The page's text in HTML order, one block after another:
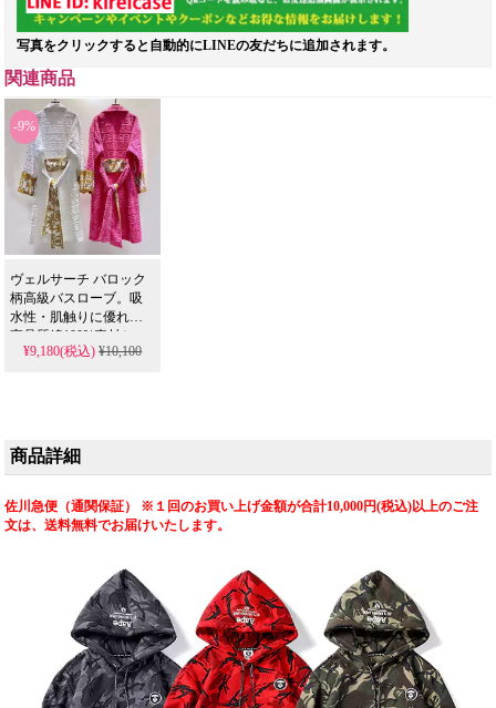
写真をクリックすると自動的にLINEの友だちに追加されます。
関連商品
-9%
ヴェルサーチ バロック
柄高級バスローブ。吸
水性・肌触りに優れた
高品質綿100%素材と、
大胆で豪華なバロック
久性を備えています。
¥9,180(税込)¥10,100
商品詳細
佐川急便（通関保証） ※１回のお買い上げ金額が合計10,000円(税込)以上のご注
文は、送料無料でお届けいたします。